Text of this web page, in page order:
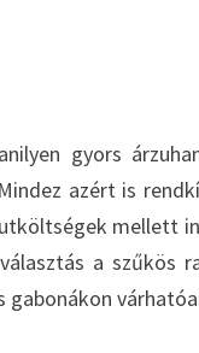
gyors
azért is
mellett
a szűkös